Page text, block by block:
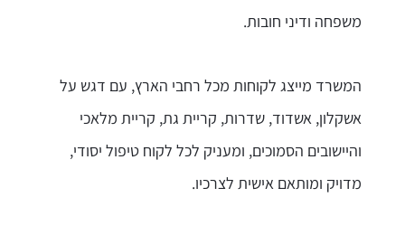
משפחה ודיני חובות.
המשרד מייצג לקוחות מכל רחבי הארץ, עם דגש על
אשקלון, אשדוד, שדרות, קריית גת, קריית מלאכי
והיישובים הסמוכים, ומעניק לכל לקוח טיפול יסודי,
מדויק ומותאם אישית לצרכיו.